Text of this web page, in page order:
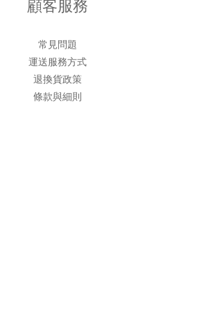
顧客服務
常見問題
運送服務方式
退換貨政策
條款與細則